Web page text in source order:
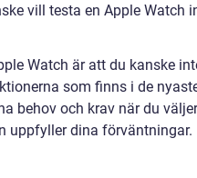
vill testa en Apple Watch
Watch är att du kanske
som finns i de
behov och krav när du
uppfyller dina förväntningar.